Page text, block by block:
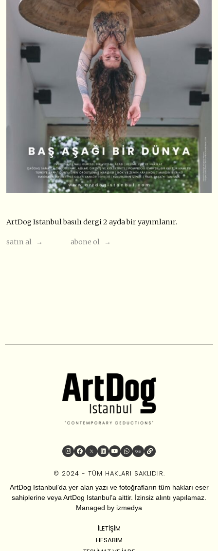
ArtDog Istanbul basılı dergi 2 ayda bir yayımlanır.
satın al → abone ol →
© 2024 - TÜM HAKLARI SAKLIDIR.
ArtDog Istanbul’da yer alan yazı ve fotoğrafların tüm hakları eser
sahiplerine veya ArtDog Istanbul’a aittir. İzinsiz alıntı yapılamaz.
Managed by izmedya
İLETIŞIM
HESABIM